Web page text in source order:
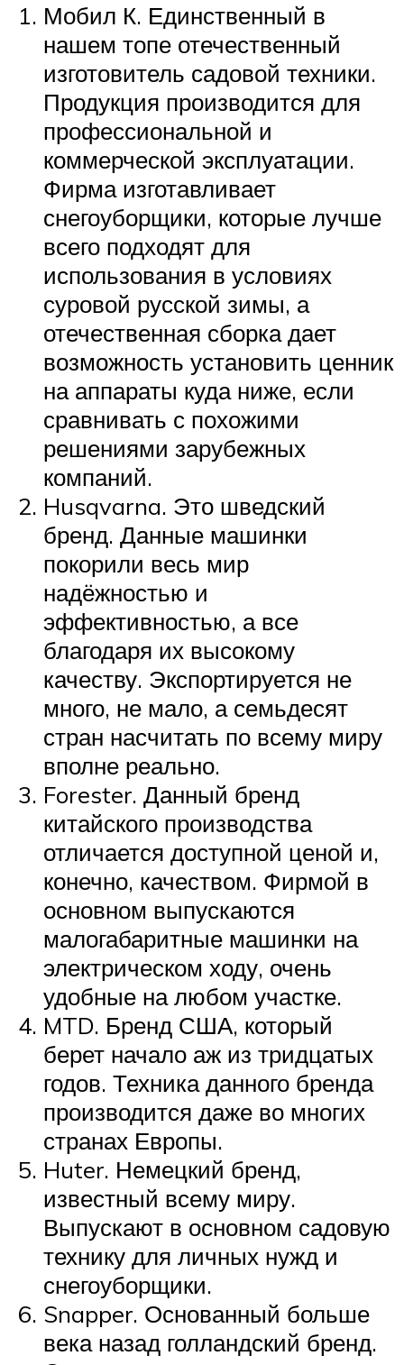
Мобил К. Единственный в
нашем топе отечественный
изготовитель садовой техники.
Продукция производится для
профессиональной и
коммерческой эксплуатации.
Фирма изготавливает
снегоуборщики, которые лучше
всего подходят для
использования в условиях
суровой русской зимы, а
отечественная сборка дает
возможность установить ценник
на аппараты куда ниже, если
сравнивать с похожими
решениями зарубежных
компаний.
Husqvarna. Это шведский
бренд. Данные машинки
покорили весь мир
надёжностью и
эффективностью, а все
благодаря их высокому
качеству. Экспортируется не
много, не мало, а семьдесят
стран насчитать по всему миру
вполне реально.
Forester. Данный бренд
китайского производства
отличается доступной ценой и,
конечно, качеством. Фирмой в
основном выпускаются
малогабаритные машинки на
электрическом ходу, очень
удобные на любом участке.
MTD. Бренд США, который
берет начало аж из тридцатых
годов. Техника данного бренда
производится даже во многих
странах Европы.
Huter. Немецкий бренд,
известный всему миру.
Выпускают в основном садовую
технику для личных нужд и
снегоуборщики.
Snapper. Основанный больше
века назад голландский бренд.